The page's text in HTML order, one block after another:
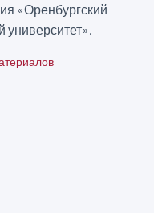
«Оренбургский
университет».